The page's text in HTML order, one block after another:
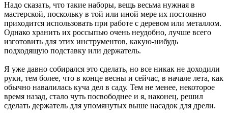
Надо сказать, что такие наборы, вещь весьма нужная в
мастерской, поскольку в той или иной мере их постоянно
приходится использовать при работе с деревом или металлом.
Однако хранить их россыпью очень неудобно, лучше всего
изготовить для этих инструментов, какую-нибудь
подходящую подставку или держатель.
Я уже давно собирался это сделать, но все никак не доходили
руки, тем более, что в конце весны и сейчас, в начале лета, как
обычно навалилась куча дел в саду. Тем не менее, некоторое
время назад, стало чуть посвободнее и я, наконец, решил
сделать держатель для упомянутых выше насадок для дрели.